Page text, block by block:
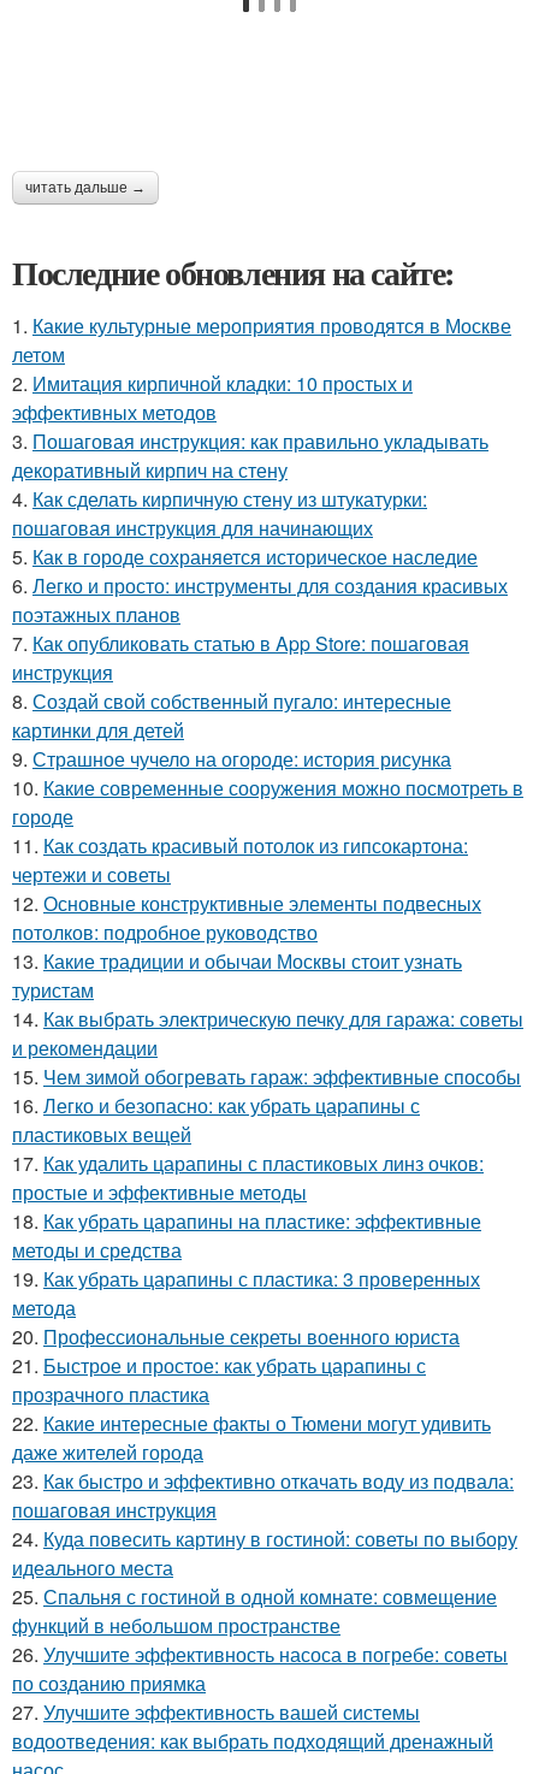
читать дальше →
Последние обновления на сайте:
1. Какие культурные мероприятия проводятся в Москве
летом
2. Имитация кирпичной кладки: 10 простых и
эффективных методов
3. Пошаговая инструкция: как правильно укладывать
декоративный кирпич на стену
4. Как сделать кирпичную стену из штукатурки:
пошаговая инструкция для начинающих
5. Как в городе сохраняется историческое наследие
6. Легко и просто: инструменты для создания красивых
поэтажных планов
7. Как опубликовать статью в App Store: пошаговая
инструкция
8. Создай свой собственный пугало: интересные
картинки для детей
9. Страшное чучело на огороде: история рисунка
10. Какие современные сооружения можно посмотреть в
городе
11. Как создать красивый потолок из гипсокартона:
чертежи и советы
12. Основные конструктивные элементы подвесных
потолков: подробное руководство
13. Какие традиции и обычаи Москвы стоит узнать
туристам
14. Как выбрать электрическую печку для гаража: советы
и рекомендации
15. Чем зимой обогревать гараж: эффективные способы
16. Легко и безопасно: как убрать царапины с
пластиковых вещей
17. Как удалить царапины с пластиковых линз очков:
простые и эффективные методы
18. Как убрать царапины на пластике: эффективные
методы и средства
19. Как убрать царапины с пластика: 3 проверенных
метода
20. Профессиональные секреты военного юриста
21. Быстрое и простое: как убрать царапины с
прозрачного пластика
22. Какие интересные факты о Тюмени могут удивить
даже жителей города
23. Как быстро и эффективно откачать воду из подвала:
пошаговая инструкция
24. Куда повесить картину в гостиной: советы по выбору
идеального места
25. Спальня с гостиной в одной комнате: совмещение
функций в небольшом пространстве
26. Улучшите эффективность насоса в погребе: советы
по созданию приямка
27. Улучшите эффективность вашей системы
водоотведения: как выбрать подходящий дренажный